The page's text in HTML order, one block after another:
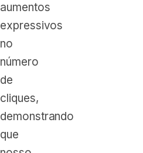
aumentos
expressivos
no
número
de
cliques,
demonstrando
que